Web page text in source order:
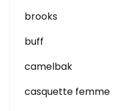
brooks
buff
camelbak
casquette femme